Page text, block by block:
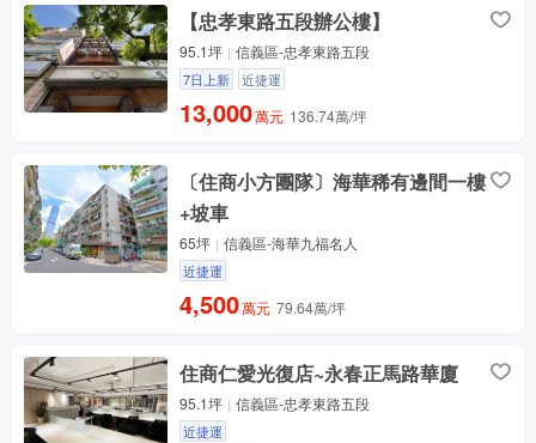
【忠孝東路五段辦公樓】
95.1坪 信義區-忠孝東路五段
7日上新 近捷運
13,000萬元 136.74萬/坪
〔住商小方團隊〕海華稀有邊間一樓
+坡車
65坪 信義區-海華九福名人
近捷運
4,500萬元 79.64萬/坪
住商仁愛光復店~永春正馬路華廈
95.1坪 信義區-忠孝東路五段
近捷運